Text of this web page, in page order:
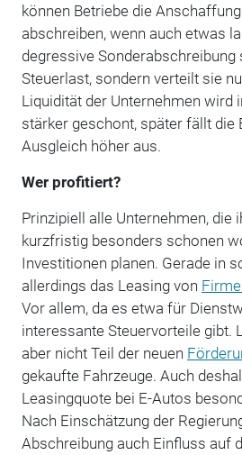
können Betriebe die
abschreiben, wenn auch etwas
degressive Sonderabschreibung
Steuerlast, sondern verteilt sie
Liquidität der Unternehmen wird
stärker geschont, später fällt die
Ausgleich höher aus.
Wer profitiert?
Prinzipiell alle Unternehmen, die
kurzfristig besonders schonen
Investitionen planen. Gerade in
allerdings das Leasing von
Vor allem, da es etwa für
interessante Steuervorteile gibt.
aber nicht Teil der neuen
gekaufte Fahrzeuge. Auch
Leasingquote bei E-Autos
Nach Einschätzung der
Abschreibung auch Einfluss auf